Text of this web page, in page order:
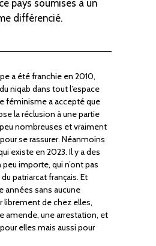
pays soumises à un
différencié.
a été franchie en 2010,
niqab dans tout l’espace
féminisme a accepté que
la réclusion à une partie
nombreuses et vraiment
se rassurer. Néanmoins
existe en 2023. Il y a des
importe, qui n’ont pas
patriarcat français. Et
années sans aucune
librement de chez elles,
amende, une arrestation, et
elles mais aussi pour